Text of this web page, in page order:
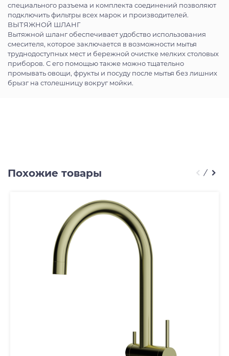
специального разъема и комплекта соединений позволяют
подключить фильтры всех марок и производителей.
ВЫТЯЖНОЙ ШЛАНГ
Вытяжной шланг обеспечивает удобство использования
смесителя, которое заключается в возможности мытья
труднодоступных мест и бережной очистке мелких столовых
приборов. С его помощью также можно тщательно
промывать овощи, фрукты и посуду после мытья без лишних
брызг на столешницу вокруг мойки.
Похожие товары